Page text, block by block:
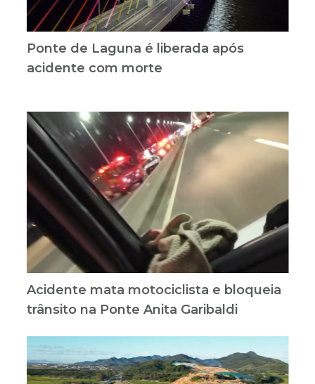
Ponte de Laguna é liberada após
acidente com morte
Acidente mata motociclista e bloqueia
trânsito na Ponte Anita Garibaldi